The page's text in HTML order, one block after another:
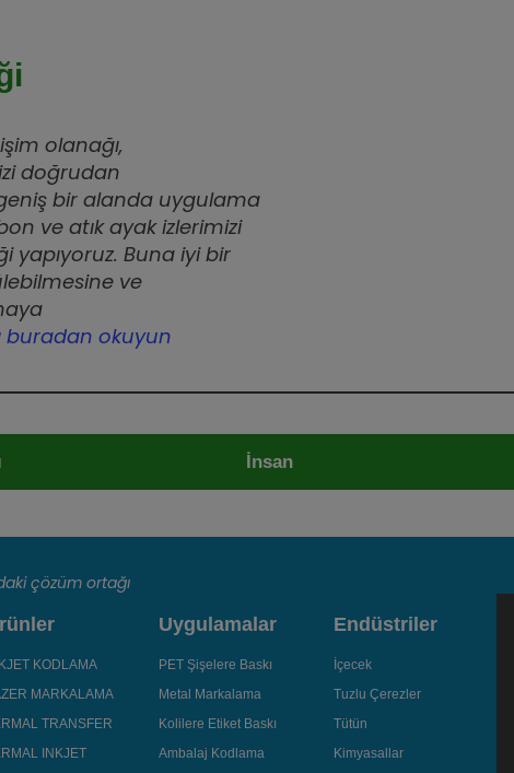
olanağı,
doğrudan
bir alanda uygulama
ve atık ayak izlerimizi
yapıyoruz. Buna iyi bir
ve
buradan okuyun
İnsan
çözüm ortağı
KODLAMA
MARKALAMA
TRANSFER
INKJET
Uygulamalar
PET Şişelere Baskı
Metal Markalama
Kolilere Etiket Baskı
Ambalaj Kodlama
Endüstriler
İçecek
Tuzlu Çerezler
Tütün
Kimyasallar